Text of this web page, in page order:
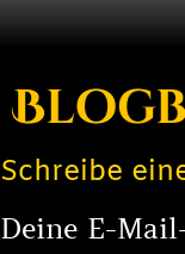
Schreibe
Deine E-